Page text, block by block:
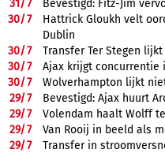
31/7
Bevestigd: Fitz-Jim
30/7
Hattrick Gloukh velt
Dublin
30/7
Transfer Ter Stegen
30/7
Ajax krijgt concurrentie
30/7
Wolverhampton lijkt
29/7
Bevestigd: Ajax huurt
29/7
Volendam haalt Wolff
29/7
Van Rooij in beeld als
29/7
Transfer in